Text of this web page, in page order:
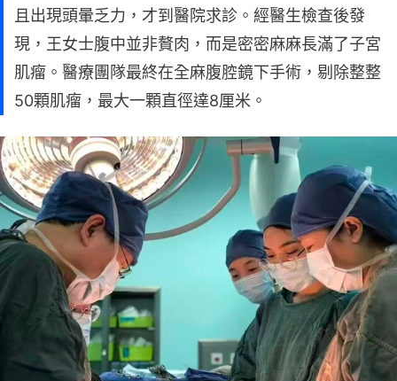
且出現頭暈乏力，才到醫院求診。經醫生檢查後發
現，王女士腹中並非贅肉，而是密密麻麻長滿了子宮
肌瘤。醫療團隊最終在全麻腹腔鏡下手術，剔除整整
50顆肌瘤，最大一顆直徑達8厘米。